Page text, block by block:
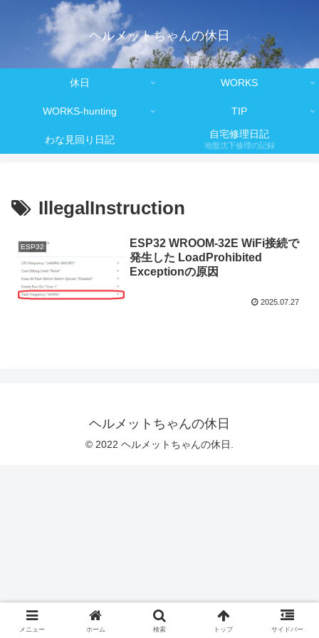
ヘルメットちゃんの休日
休日 WORKS
WORKS-hunting TIP
わな見回り日記 自宅修理日記
地盤沈下修理の記録
IllegalInstruction
ESP32
ESP32 WROOM-32E WiFi接続で
発生した LoadProhibited
Exceptionの原因
2025.07.27
ヘルメットちゃんの休日
© 2022 ヘルメットちゃんの休日.
メニュー ホーム 検索 トップ サイドバー